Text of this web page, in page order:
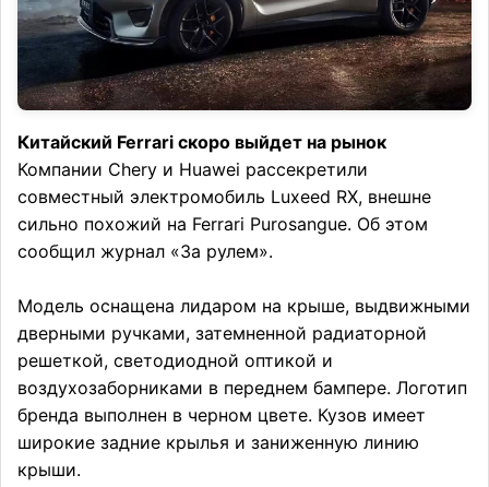
Китайский Ferrari скоро выйдет на рынок
Компании Chery и Huawei рассекретили
совместный электромобиль Luxeed RX, внешне
сильно похожий на Ferrari Purosangue. Об этом
сообщил журнал «За рулем».
Модель оснащена лидаром на крыше, выдвижными
дверными ручками, затемненной радиаторной
решеткой, светодиодной оптикой и
воздухозаборниками в переднем бампере. Логотип
бренда выполнен в черном цвете. Кузов имеет
широкие задние крылья и заниженную линию
крыши.